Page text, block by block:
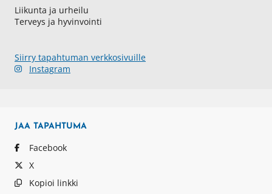
Liikunta ja urheilu
Terveys ja hyvinvointi
Siirry tapahtuman verkkosivuille
Instagram
JAA TAPAHTUMA
Facebook
X
Kopioi linkki